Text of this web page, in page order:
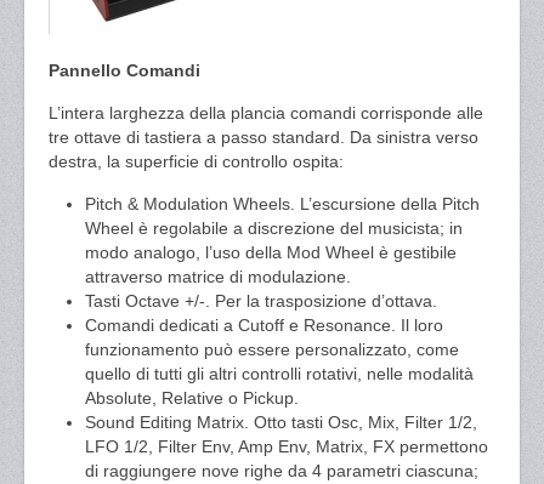
Pannello Comandi
L’intera larghezza della plancia comandi corrisponde alle
tre ottave di tastiera a passo standard. Da sinistra verso
destra, la superficie di controllo ospita:
Pitch & Modulation Wheels. L’escursione della Pitch
Wheel è regolabile a discrezione del musicista; in
modo analogo, l’uso della Mod Wheel è gestibile
attraverso matrice di modulazione.
Tasti Octave +/-. Per la trasposizione d’ottava.
Comandi dedicati a Cutoff e Resonance. Il loro
funzionamento può essere personalizzato, come
quello di tutti gli altri controlli rotativi, nelle modalità
Absolute, Relative o Pickup.
Sound Editing Matrix. Otto tasti Osc, Mix, Filter 1/2,
LFO 1/2, Filter Env, Amp Env, Matrix, FX permettono
di raggiungere nove righe da 4 parametri ciascuna;